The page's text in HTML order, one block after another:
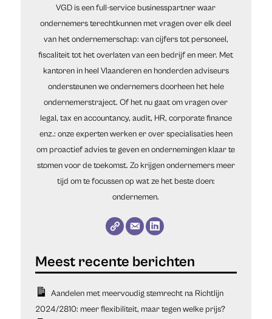
VGD is een full-service businesspartner waar
ondernemers terechtkunnen met vragen over elk deel
van het ondernemerschap: van cijfers tot personeel,
fiscaliteit tot het overlaten van een bedrijf en meer. Met
kantoren in heel Vlaanderen en honderden adviseurs
ondersteunen we ondernemers doorheen het hele
ondernemerstraject. Of het nu gaat om vragen over
legal, tax en accountancy, audit, HR, corporate finance
enz.: onze experten werken er over specialisaties heen
om proactief advies te geven en ondernemingen klaar te
stomen voor de toekomst. Zo krijgen ondernemers meer
tijd om te focussen op wat ze het beste doen:
ondernemen.
Aandelen met meervoudig stemrecht na Richtlijn
2024/2810: meer flexibiliteit, maar tegen welke prijs?